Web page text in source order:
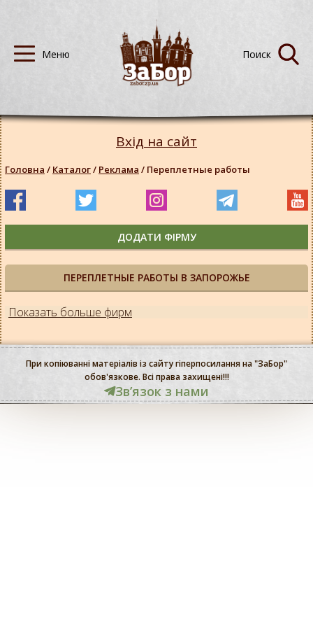
ПЕРЕПЛЕТНЫЕ РАБОТЫ В ЗАПОРОЖЬЕ
Показать больше фирм
Вхід на сайт
Головна / Каталог/ Реклама / Переплетные работы
ДОДАТИ ФІРМУ
При копіюванні матеріалів із сайту гіперпосилання на "ЗаБор"
обов'язкове. Всі права захищені!!!
Звʼязок з нами